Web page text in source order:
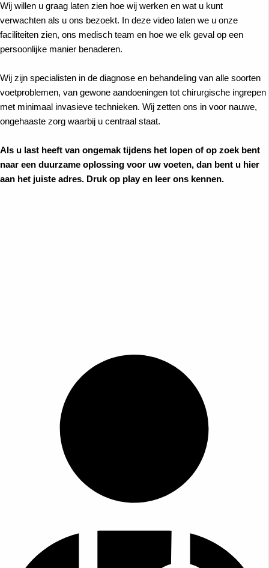
Wij willen u graag laten zien hoe wij werken en wat u kunt
verwachten als u ons bezoekt. In deze video laten we u onze
faciliteiten zien, ons medisch team en hoe we elk geval op een
persoonlijke manier benaderen.
Wij zijn specialisten in de diagnose en behandeling van alle soorten
voetproblemen, van gewone aandoeningen tot chirurgische ingrepen
met minimaal invasieve technieken. Wij zetten ons in voor nauwe,
ongehaaste zorg waarbij u centraal staat.
Als u last heeft van ongemak tijdens het lopen of op zoek bent
naar een duurzame oplossing voor uw voeten, dan bent u hier
aan het juiste adres. Druk op play en leer ons kennen.